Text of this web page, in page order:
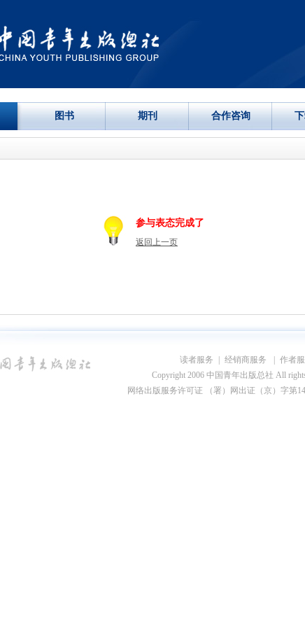
图书 期刊 合作咨询
参与表态完成了
返回上一页
读者服务 经销商服务 作者
Copyright 2006 中国青年出版总社 All
网络出版服务许可证 （署）网出证（京）字第